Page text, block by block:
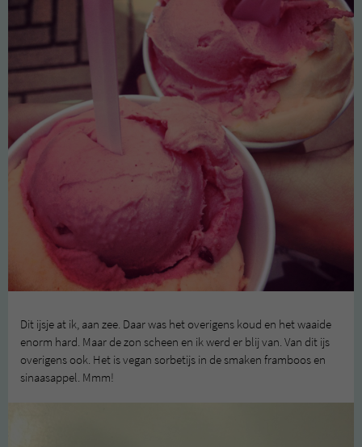
Dit ijsje at ik, aan zee. Daar was het overigens koud en het waaide
enorm hard. Maar de zon scheen en ik werd er blij van. Van dit ijs
overigens ook. Het is vegan sorbetijs in de smaken framboos en
sinaasappel. Mmm!